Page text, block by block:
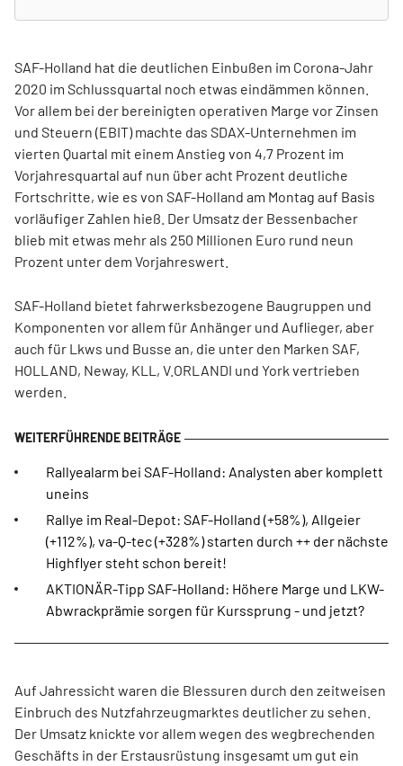
SAF-Holland hat die deutlichen Einbußen im Corona-Jahr
2020 im Schlussquartal noch etwas eindämmen können.
Vor allem bei der bereinigten operativen Marge vor Zinsen
und Steuern (EBIT) machte das SDAX-Unternehmen im
vierten Quartal mit einem Anstieg von 4,7 Prozent im
Vorjahresquartal auf nun über acht Prozent deutliche
Fortschritte, wie es von SAF-Holland am Montag auf Basis
vorläufiger Zahlen hieß. Der Umsatz der Bessenbacher
blieb mit etwas mehr als 250 Millionen Euro rund neun
Prozent unter dem Vorjahreswert.
SAF-Holland bietet fahrwerksbezogene Baugruppen und
Komponenten vor allem für Anhänger und Auflieger, aber
auch für Lkws und Busse an, die unter den Marken SAF,
HOLLAND, Neway, KLL, V.ORLANDI und York vertrieben
werden.
Rallyealarm bei SAF-Holland: Analysten aber komplett
uneins
Rallye im Real-Depot: SAF-Holland (+58%), Allgeier
(+112%), va-Q-tec (+328%) starten durch ++ der nächste
Highflyer steht schon bereit!
AKTIONÄR-Tipp SAF-Holland: Höhere Marge und LKW-
Abwrackprämie sorgen für Kurssprung - und jetzt?
Auf Jahressicht waren die Blessuren durch den zeitweisen
Einbruch des Nutzfahrzeugmarktes deutlicher zu sehen.
Der Umsatz knickte vor allem wegen des wegbrechenden
Geschäfts in der Erstausrüstung insgesamt um gut ein